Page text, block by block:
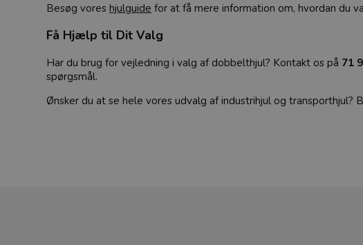
Besøg voreshjulguide for at få mere information om, hvordan du
Få Hjælp til Dit Valg
Har du brug for vejledning i valg af dobbelthjul? Kontakt os på 71
spørgsmål.
Ønsker du at se hele vores udvalg af industrihjul og transporthjul?